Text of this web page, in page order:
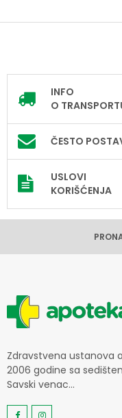
INFO
O
ČESTO
USLOVI
KORIŠĆENJA
Zdravstvena ustanova
2006 godine sa
Savski venac...